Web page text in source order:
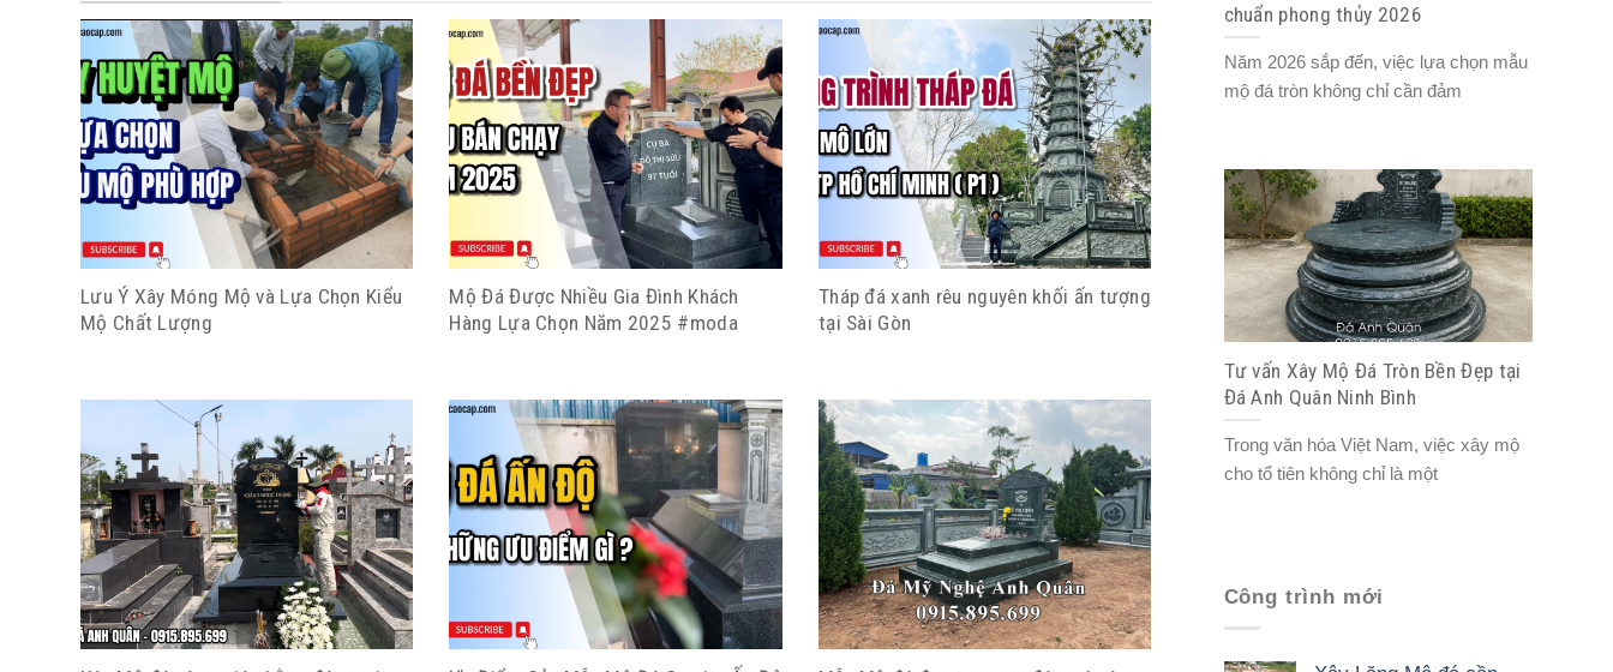
Lưu Ý Xây Móng Mộ và Lựa Chọn Kiểu
Mộ Chất Lượng
Mộ Đá Được Nhiều Gia Đình Khách
Hàng Lựa Chọn Năm 2025 #moda
Tháp đá xanh rêu nguyên khối ấn tượng
tại Sài Gòn
chuẩn phong thủy 2026
Năm 2026 sắp đến, việc lựa chọn mẫu
mộ đá tròn không chỉ cần đảm
Tư vấn Xây Mộ Đá Tròn Bền Đẹp tại
Đá Anh Quân Ninh Bình
Trong văn hóa Việt Nam, việc xây mộ
cho tổ tiên không chỉ là một
Công trình mới